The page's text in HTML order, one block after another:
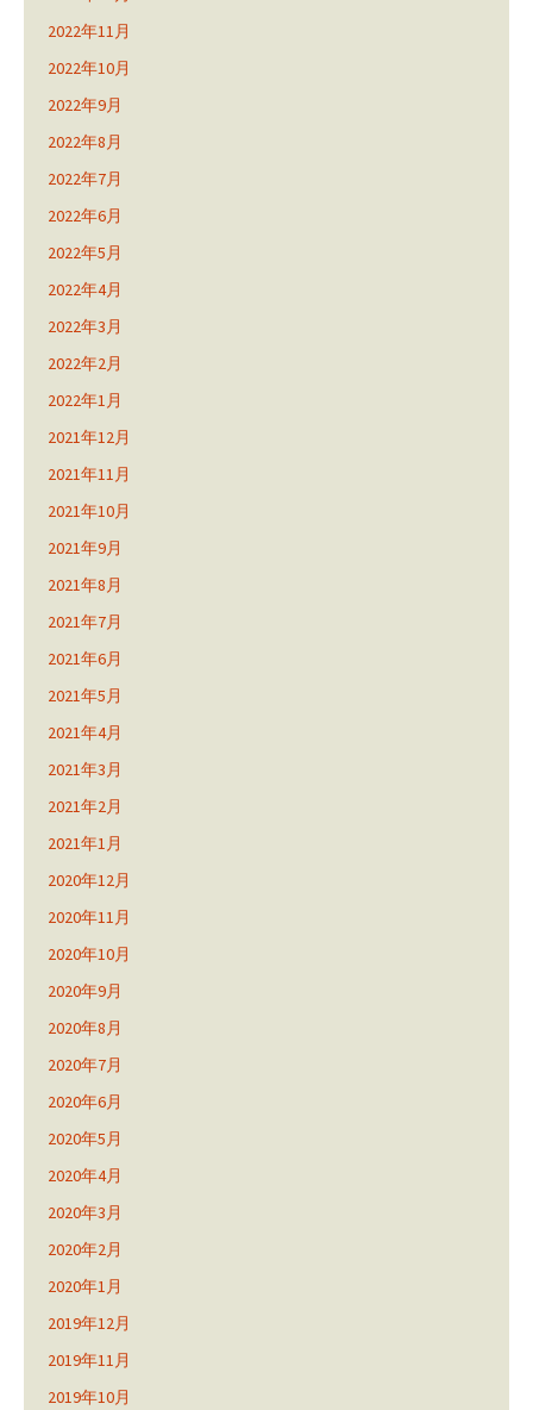
2022年11月
2022年10月
2022年9月
2022年8月
2022年7月
2022年6月
2022年5月
2022年4月
2022年3月
2022年2月
2022年1月
2021年12月
2021年11月
2021年10月
2021年9月
2021年8月
2021年7月
2021年6月
2021年5月
2021年4月
2021年3月
2021年2月
2021年1月
2020年12月
2020年11月
2020年10月
2020年9月
2020年8月
2020年7月
2020年6月
2020年5月
2020年4月
2020年3月
2020年2月
2020年1月
2019年12月
2019年11月
2019年10月